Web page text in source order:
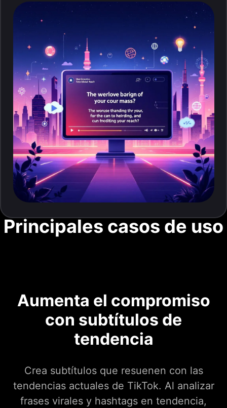
Principales casos de uso
Aumenta el compromiso
con subtítulos de
tendencia
Crea subtítulos que resuenen con las
tendencias actuales de TikTok. Al analizar
frases virales y hashtags en tendencia,